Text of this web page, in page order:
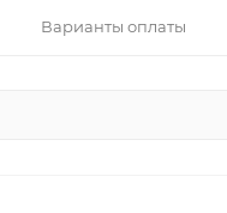
Варианты оплаты